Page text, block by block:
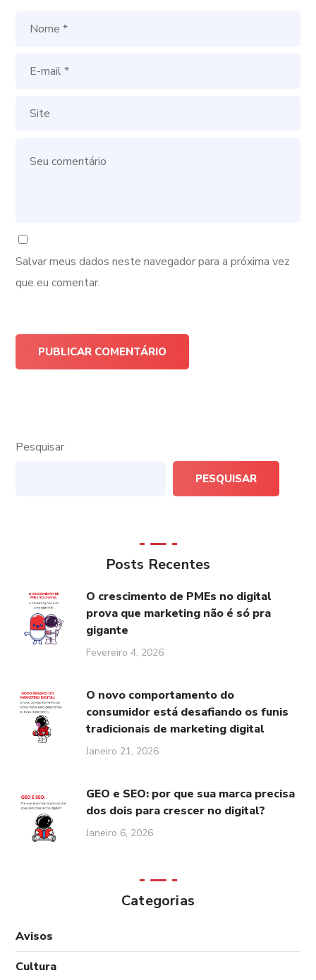
Salvar meus dados neste navegador para a próxima vez
que eu comentar.
Pesquisar
PESQUISAR
Posts Recentes
O crescimento de PMEs no digital
prova que marketing não é só pra
gigante
Fevereiro 4, 2026
O novo comportamento do
consumidor está desafiando os funis
tradicionais de marketing digital
Janeiro 21, 2026
GEO e SEO: por que sua marca precisa
dos dois para crescer no digital?
Janeiro 6, 2026
Categorias
Avisos
Cultura